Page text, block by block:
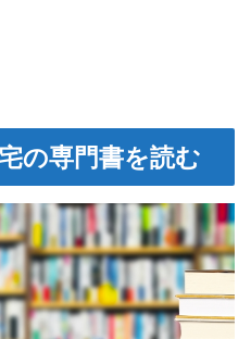
の専門書を読む